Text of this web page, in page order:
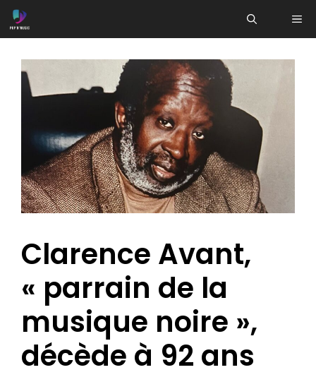
Aller
au
Clarence Avant,
« parrain de la
musique noire »,
décède à 92 ans